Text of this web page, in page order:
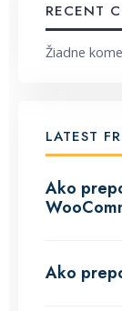
RECENT
Žiadne
LATEST
Ako
Ako